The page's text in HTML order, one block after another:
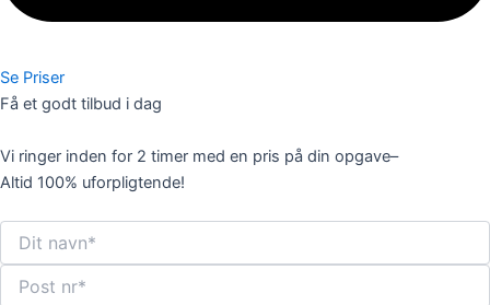
Se Priser
Få et godt tilbud i dag
Vi ringer inden for 2 timer med en pris på din opgave–
Altid 100% uforpligtende!